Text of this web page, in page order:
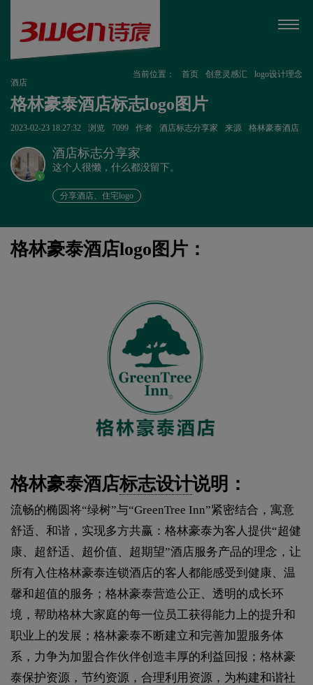
当前位置： 首页 创意灵感汇
logo设计理念
酒店
格林豪泰酒店标志logo图片
2023-02-23 18:27:32 浏览 7099 作者 酒店标志分享家 来源 格林豪泰酒店
v
酒店标志分享家
这个人很懒，什么都没留下。
分享酒店、住宅logo
格林豪泰酒店logo图片：
格林豪泰酒店标志设计说明：
流畅的椭圆将“绿树”与“GreenTree Inn”紧密结合，寓意
舒适、和谐，实现多方共赢：格林豪泰为客人提供“超健
康、超舒适、超价值、超期望”酒店服务产品的理念，让
所有入住格林豪泰连锁酒店的客人都能感受到健康、温
馨和超值的服务；格林豪泰营造公正、透明的成长环
境，帮助格林大家庭的每一位员工获得能力上的提升和
职业上的发展；格林豪泰不断建立和完善加盟服务体
系，力争为加盟合作伙伴创造丰厚的利益回报；格林豪
泰保护资源，节约资源，合理利用资源，为构建和谐社